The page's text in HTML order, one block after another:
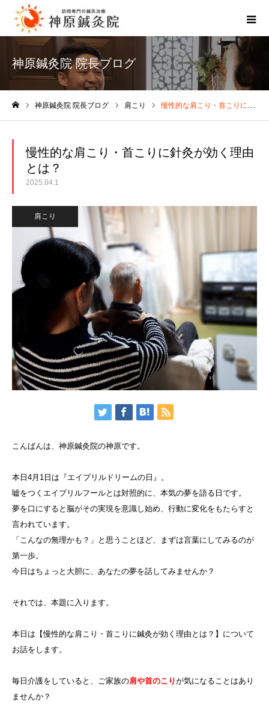
神原鍼灸院 院長ブログ
神原鍼灸院 院長ブログ 肩こり 慢性的な肩こり・首こりに針灸が効く理由とは？
慢性的な肩こり・首こりに針灸が効く理由
とは？
2025.04.1
肩こり
こんばんは、神原鍼灸院の神原です。
本日4月1日は『エイプリルドリームの日』。
嘘をつくエイプリルフールとは対照的に、本気の夢を語る日です。
夢を口にすると脳がその実現を意識し始め、行動に変化をもたらすと
言われています。
「こんなの無理かも？」と思うことほど、まずは言葉にしてみるのが
第一歩。
今日はちょっと大胆に、あなたの夢を話してみませんか？
それでは、本題に入ります。
本日は【慢性的な肩こり・首こりに鍼灸が効く理由とは？】について
お話をします。
毎日介護をしていると、ご家族の肩や首のこりが気になることはあり
ませんか？